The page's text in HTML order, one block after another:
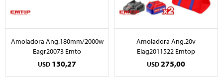
Amoladora Ang.180mm/2000w
Eagr20073 Emto
USD 130,27
Amoladora Ang.20v
Elag2011522 Emtop
USD275,00